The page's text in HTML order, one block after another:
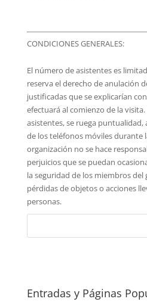
CONDICIONES GENERALES:
El número de asistentes es
reserva el derecho de anulación
justificadas que se explicarían
efectuará al comienzo de la
asistentes, se ruega
de los teléfonos móviles durante
organización no se hace
perjuicios que se puedan
la seguridad de los miembros
pérdidas de objetos o acciones
personas.
Entradas y Páginas